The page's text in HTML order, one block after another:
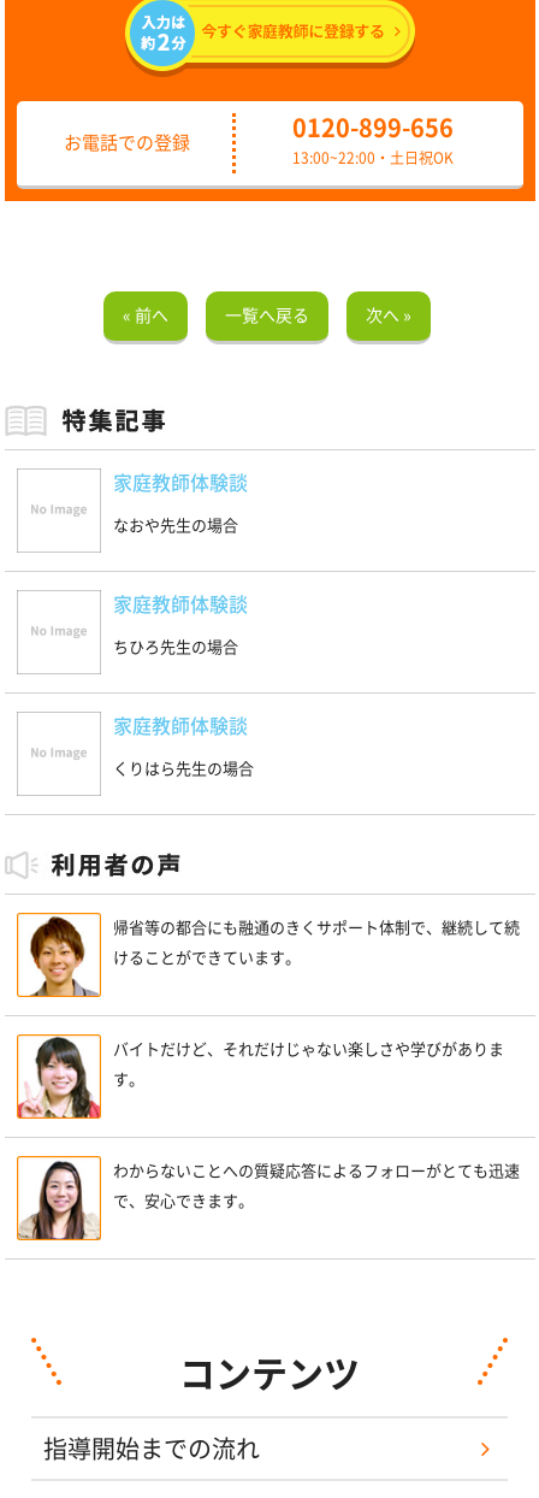
お電話での登録
0120-899-656
13:00~22:00・土日祝OK
« 前へ 一覧へ戻る 次へ »
家庭教師体験談
なおや先生の場合
家庭教師体験談
ちひろ先生の場合
家庭教師体験談
くりはら先生の場合
帰省等の都合にも融通のきくサポート体制で、継続して続
けることができています。
バイトだけど、それだけじゃない楽しさや学びがありま
す。
わからないことへの質疑応答によるフォローがとても迅速
で、安心できます。
コンテンツ
指導開始までの流れ